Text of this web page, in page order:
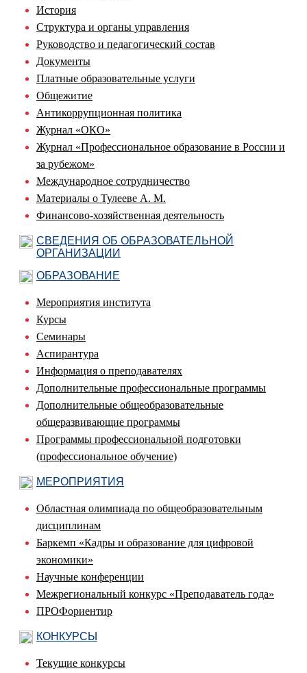
История
Структура и органы управления
Руководство и педагогический состав
Документы
Платные образовательные услуги
Общежитие
Антикоррупционная политика
Журнал «ОКО»
Журнал «Профессиональное образование в России и
за рубежом»
Международное сотрудничество
Материалы о Тулееве А. М.
Финансово-хозяйственная деятельность
СВЕДЕНИЯ ОБ ОБРАЗОВАТЕЛЬНОЙ
ОРГАНИЗАЦИИ
ОБРАЗОВАНИЕ
Мероприятия института
Курсы
Семинары
Аспирантура
Информация о преподавателях
Дополнительные профессиональные программы
Дополнительные общеобразовательные
общеразвивающие программы
Программы профессиональной подготовки
(профессиональное обучение)
МЕРОПРИЯТИЯ
Областная олимпиада по общеобразовательным
дисциплинам
Баркемп «Кадры и образование для цифровой
экономики»
Научные конференции
Межрегиональный конкурс «Преподаватель года»
ПРОФориентир
КОНКУРСЫ
Текущие конкурсы